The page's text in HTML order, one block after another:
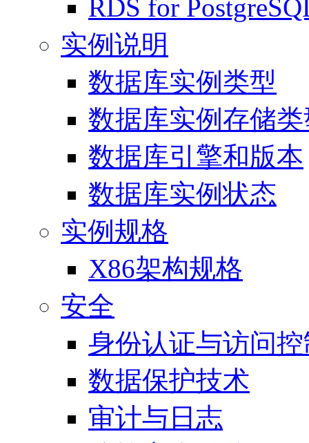
RDS for
实例说明
数据库实例类型
数据库实例存储
数据库引擎和版本
数据库实例状态
实例规格
X86架构规格
安全
身份认证与访问
数据保护技术
审计与日志